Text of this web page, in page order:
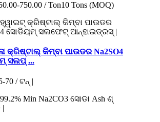
750.00 / Ton10 Tons (MOQ)
କ୍ରିଷ୍ଟାଲ୍ କିମ୍ବା ପାଉଡର Na2SO4
ସଲପ୍ ...
70 / ଟନ୍ |